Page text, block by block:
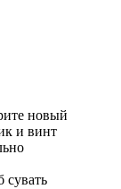
новый
и винт
сувать